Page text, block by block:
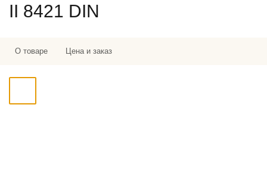
II 8421 DIN
О товаре Цена и заказ